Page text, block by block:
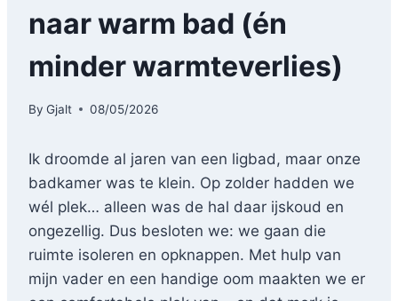
naar warm bad (én
minder warmteverlies)
By Gjalt 08/05/2026
Ik droomde al jaren van een ligbad, maar onze
badkamer was te klein. Op zolder hadden we
wél plek… alleen was de hal daar ijskoud en
ongezellig. Dus besloten we: we gaan die
ruimte isoleren en opknappen. Met hulp van
mijn vader en een handige oom maakten we er